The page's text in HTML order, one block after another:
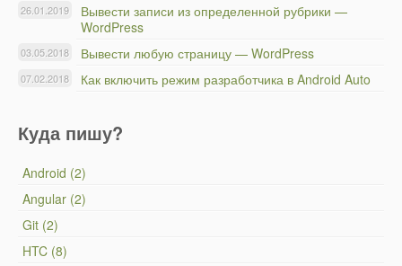
Вывести записи из определенной рубрики —
WordPress
26.01.2019
Вывести любую страницу — WordPress
03.05.2018
Как включить режим разработчика в Android Auto
07.02.2018
Куда пишу?
Android (2)
Angular (2)
Git (2)
HTC (8)